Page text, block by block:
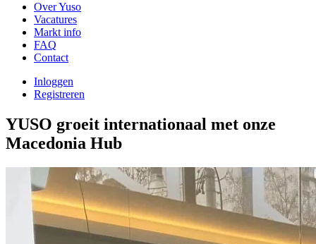
Over Yuso
Vacatures
Markt info
FAQ
Contact
Inloggen
Registreren
YUSO groeit internationaal met onze
Macedonia Hub